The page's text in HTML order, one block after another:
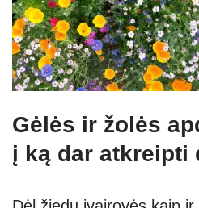
Gėlės ir žolės
į ką dar atkreipti